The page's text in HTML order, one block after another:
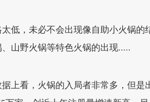
低，未必不会出现像自助小火锅
山野火锅等特色火锅的出现.....
上看，火锅的入局者非常多，但